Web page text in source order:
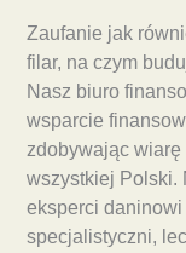
Zaufanie jak
filar, na czym
Nasz biuro
wsparcie
zdobywając
wszystkiej Polski.
eksperci
specjalistyczni,